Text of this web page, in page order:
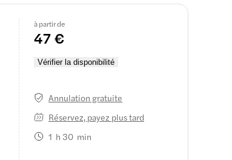
à partir de
47 €
Vérifier la disponibilité
Annulation gratuite
Réservez, payez plus tard
1 h 30 min